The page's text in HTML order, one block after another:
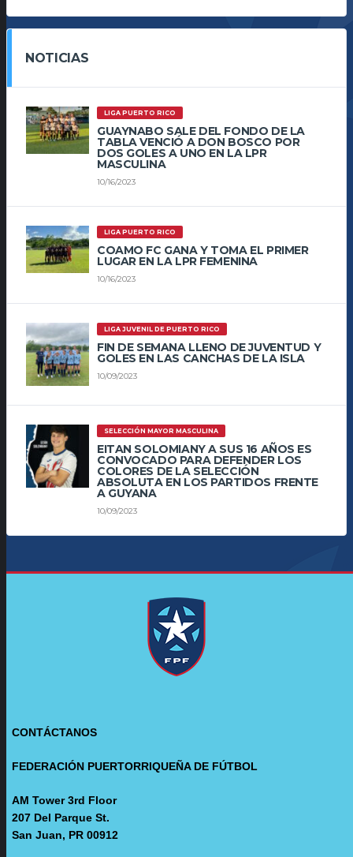
NOTICIAS
LIGA PUERTO RICO
GUAYNABO SALE DEL FONDO DE LA
TABLA VENCIÓ A DON BOSCO POR
DOS GOLES A UNO EN LA LPR
MASCULINA
10/16/2023
LIGA PUERTO RICO
COAMO FC GANA Y TOMA EL PRIMER
LUGAR EN LA LPR FEMENINA
10/16/2023
LIGA JUVENIL DE PUERTO RICO
FIN DE SEMANA LLENO DE JUVENTUD Y
GOLES EN LAS CANCHAS DE LA ISLA
10/09/2023
SELECCIÓN MAYOR MASCULINA
EITAN SOLOMIANY A SUS 16 AÑOS ES
CONVOCADO PARA DEFENDER LOS
COLORES DE LA SELECCIÓN
ABSOLUTA EN LOS PARTIDOS FRENTE
A GUYANA
10/09/2023
CONTÁCTANOS
FEDERACIÓN PUERTORRIQUEÑA DE FÚTBOL
AM Tower 3rd Floor
207 Del Parque St.
San Juan, PR 00912